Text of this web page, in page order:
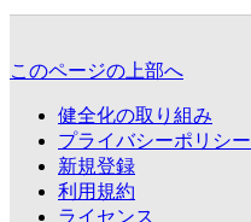
このページの上部へ
健全化の取り組み
プライバシーポリシー
新規登録
利用規約
ライセンス